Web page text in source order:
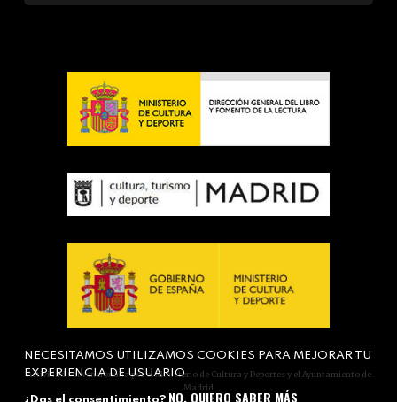
Actividad subvencionada por el Ministerio de Cultura y Deportes y el Ayuntamiento de
Madrid
NECESITAMOS UTILIZAMOS COOKIES PARA MEJORAR TU
EXPERIENCIA DE USUARIO
NO, QUIERO SABER MÁS